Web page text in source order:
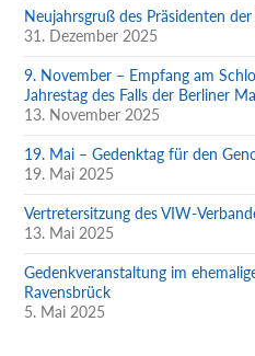
Neujahrsgruß des Präsidenten
31. Dezember 2025
9. November – Empfang am
Jahrestag des Falls der Berliner
13. November 2025
19. Mai – Gedenktag für den
19. Mai 2025
Vertretersitzung des VIW-
13. Mai 2025
Gedenkveranstaltung im
Ravensbrück
5. Mai 2025